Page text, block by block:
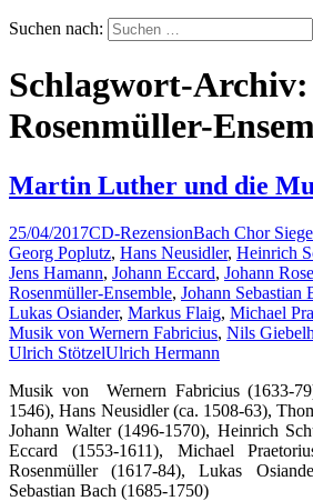
Suchen nach:
Schlagwort-
Rosenmüller-
Martin Luther und die
25/04/2017CD-RezensionBach Chor
Georg Poplutz, Hans Neusidler, Heinrich
Jens Hamann, Johann Eccard, Johann
Rosenmüller-Ensemble, Johann Sebastian
Lukas Osiander, Markus Flaig, Michael
Musik von Wernern Fabricius, Nils
Ulrich StötzelUlrich Hermann
Musik von Wernern Fabricius (1633-
1546), Hans Neusidler (ca. 1508-63),
Johann Walter (1496-1570), Heinrich
Eccard (1553-1611), Michael
Rosenmüller (1617-84), Lukas
Sebastian Bach (1685-1750)